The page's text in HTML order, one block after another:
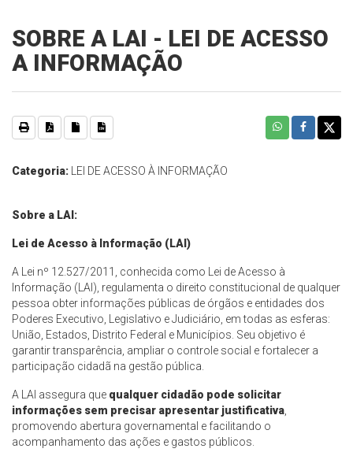
SOBRE A LAI - LEI DE ACESSO
A INFORMAÇÃO
Categoria: LEI DE ACESSO À INFORMAÇÃO
Sobre a LAI:
Lei de Acesso à Informação (LAI)
A Lei nº 12.527/2011, conhecida como Lei de Acesso à
Informação (LAI), regulamenta o direito constitucional de qualquer
pessoa obter informações públicas de órgãos e entidades dos
Poderes Executivo, Legislativo e Judiciário, em todas as esferas:
União, Estados, Distrito Federal e Municípios. Seu objetivo é
garantir transparência, ampliar o controle social e fortalecer a
participação cidadã na gestão pública.
A LAI assegura que qualquer cidadão pode solicitar
informações sem precisar apresentar justificativa
promovendo abertura governamental e facilitando o
acompanhamento das ações e gastos públicos.